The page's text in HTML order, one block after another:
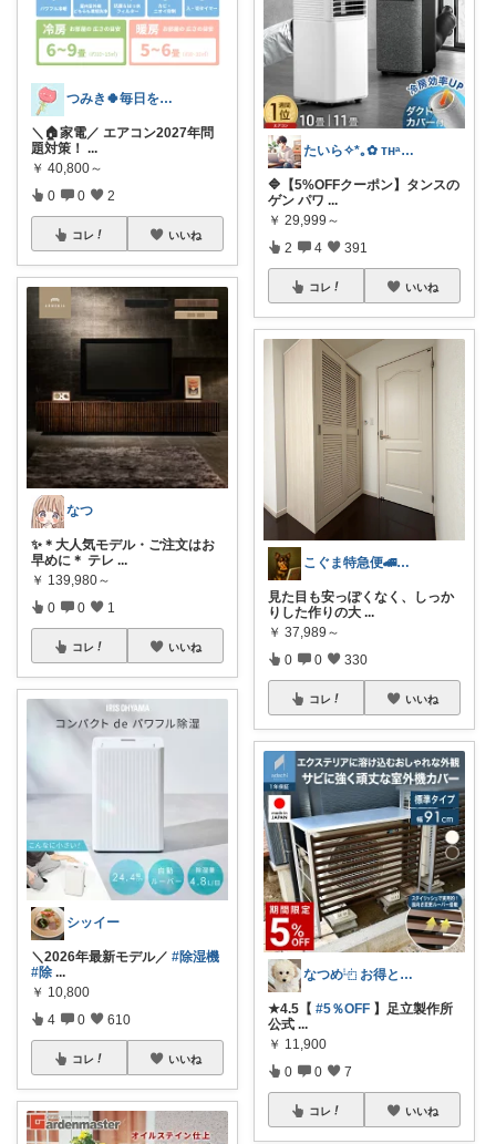
つみき🍀毎日をご機嫌にする♡
＼🏠家電／ エアコン2027年問
題対策！ ...
￥ 40,800～
0 0 2
コレ いいね
なつ
✨＊大人気モデル・ご注文はお
早めに＊ テレ ...
￥ 139,980～
0 0 1
コレ いいね
シッイー
＼2026年最新モデル／ #除湿機
#除 ...
￥ 10,800
4 0 610
コレ いいね
たいら✧*｡✿ ᴛʜᵃⁿᵏ ʸᵒᵘ✧˖°
🔷【5%OFFクーポン】タンスの
ゲン パワ ...
￥ 29,999～
2 4 391
コレ いいね
こぐま特急便🚄毎日感謝です🙇‍♂️
見た目も安っぽくなく、しっか
りした作りの大 ...
￥ 37,989～
0 0 330
コレ いいね
なつめ⿻ お得と洗練アイテム探し🐾
★4.5【 #5％OFF 】足立製作所
公式 ...
￥ 11,900
0 0 7
コレ いいね